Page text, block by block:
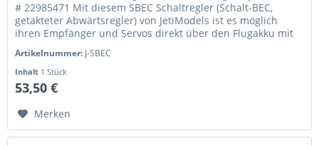
# 22985471 Mit diesem SBEC Schaltregler (Schalt-BEC,
getakteter Abwärtsregler) von JetiModels ist es möglich
ihren Empfänger und Servos direkt über den Flugakku mit
Artikelnummer: J-SBEC
Inhalt 1 Stück
53,50 €
Merken